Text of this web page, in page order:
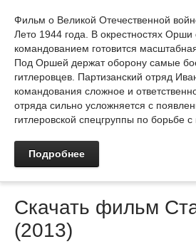
Фильм о Великой Отечественной
Лето 1944 года. В окрестностях Орши
командованием готовится
Под Оршей держат оборону самые
гитлеровцев. Партизанский отряд
командования сложное и
отряда сильно усложняется с
гитлеровской спецгруппы по борьбе с
Подробнее
Скачать фильм
(2013)